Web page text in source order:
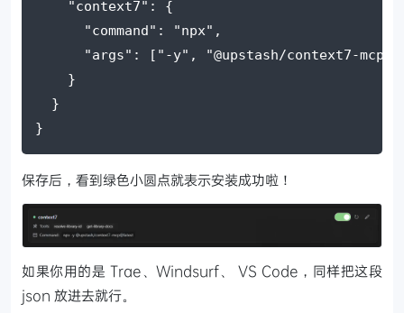
"context7": {
"command": "npx",
"args": ["-y", "@upstash/context7-mcp"]
}
  }
}
保存后，看到绿色小圆点就表示安装成功啦！
如果你用的是 Trae、Windsurf、 VS Code，同样把这段
json 放进去就行。